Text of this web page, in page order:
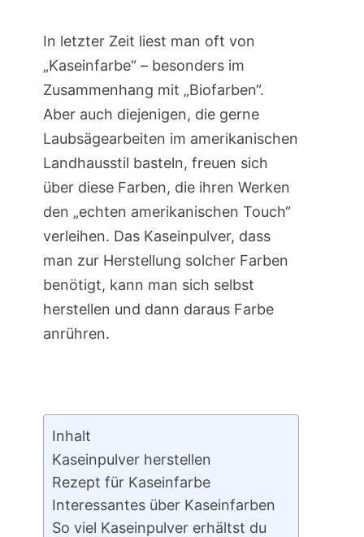
In letzter Zeit liest man oft von
„Kaseinfarbe“ – besonders im
Zusammenhang mit „Biofarben“.
Aber auch diejenigen, die gerne
Laubsägearbeiten im amerikanischen
Landhausstil basteln, freuen sich
über diese Farben, die ihren Werken
den „echten amerikanischen Touch“
verleihen. Das Kaseinpulver, dass
man zur Herstellung solcher Farben
benötigt, kann man sich selbst
herstellen und dann daraus Farbe
anrühren.
Inhalt
Kaseinpulver herstellen
Rezept für Kaseinfarbe
Interessantes über Kaseinfarben
So viel Kaseinpulver erhältst du